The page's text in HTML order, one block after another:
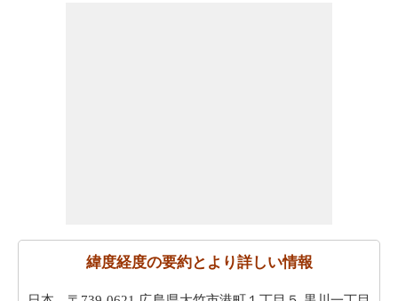
緯度経度の要約とより詳しい情報